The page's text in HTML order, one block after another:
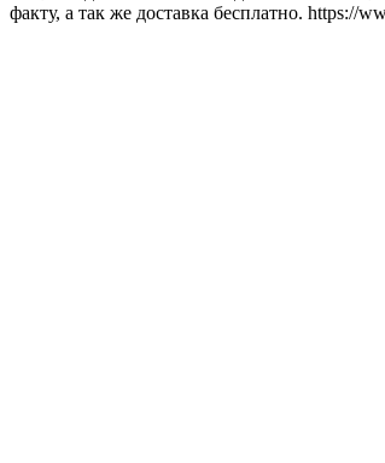
факту, а так же доставка бесплатно. https://